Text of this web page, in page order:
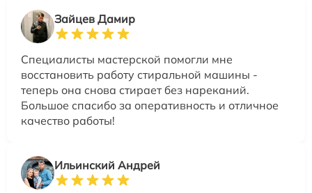
Зайцев Дамир
Специалисты мастерской помогли мне
восстановить работу стиральной машины -
теперь она снова стирает без нареканий.
Большое спасибо за оперативность и отличное
качество работы!
Ильинский Андрей